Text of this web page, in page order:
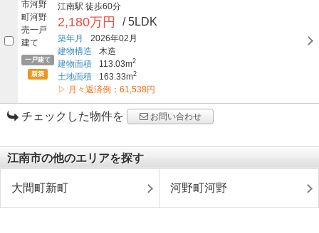
一戸建て
新築
江南駅 徒歩60分
2,180万円 / 5LDK
築年月
2026年02月
建物構造
木造
建物面積
113.03m2
土地面積 163.33m2
▷ 月々返済例：61,538円
チェックした物件を お問い合わせ
江南市の他のエリアを探す
大間町新町 河野町河野